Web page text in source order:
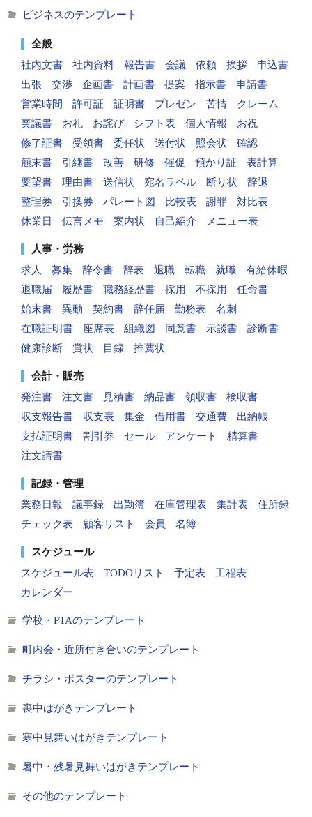
ビジネスのテンプレート
全般
社内文書
社内資料 報告書 会議 依頼 挨拶
申込書
出張
交渉 企画書 計画書 提案 指示書
申請書
営業時間
許可証 証明書 プレゼン 苦情
クレーム
稟議書
お礼 お詫び シフト表 個人情報
お祝
修了証書
受領書 委任状 送付状 照会状
確認
顛末書
引継書 改善 研修 催促 預かり証
表計算
要望書
理由書 送信状 宛名ラベル 断り状
辞退
整理券
引換券 パレート図 比較表 謝罪
対比表
休業日
伝言メモ 案内状 自己紹介 メニュー表
人事・労務
求人
募集 辞令書 辞表 退職 転職 就職
有給休暇
退職届
履歴書 職務経歴書 採用 不採用
任命書
始末書
異動 契約書 辞任届 勤務表
名刺
在職証明書
座席表 組織図 同意書 示談書
診断書
健康診断
賞状 目録 推薦状
会計・販売
発注書
注文書 見積書 納品書 領収書
検収書
収支報告書
収支表 集金 借用書 交通費
出納帳
支払証明書
割引券 セール アンケート
精算書
注文請書
記録・管理
業務日報
議事録 出勤簿 在庫管理表 集計表
住所録
チェック表
顧客リスト 会員 名簿
スケジュール
スケジュール表
TODOリスト 予定表
工程表
カレンダー
学校・PTAのテンプレート
町内会・近所付き合いのテンプレート
チラシ・ポスターのテンプレート
喪中はがきテンプレート
寒中見舞いはがきテンプレート
暑中・残暑見舞いはがきテンプレート
その他のテンプレート